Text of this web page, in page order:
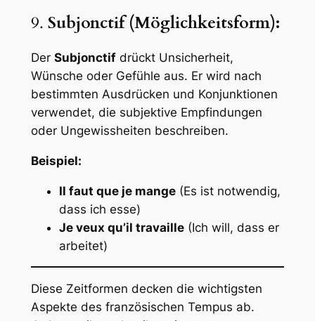
9. Subjonctif (Möglichkeitsform):
Der Subjonctifdrückt Unsicherheit,
Wünsche oder Gefühle aus. Er wird nach
bestimmten Ausdrücken und Konjunktionen
verwendet, die subjektive Empfindungen
oder Ungewissheiten beschreiben.
Beispiel:
Il faut que je mange(Es ist notwendig,
dass ich esse)
Je veux qu’il travaille(Ich will, dass er
arbeitet)
Diese Zeitformen decken die wichtigsten
Aspekte des französischen Tempus ab.